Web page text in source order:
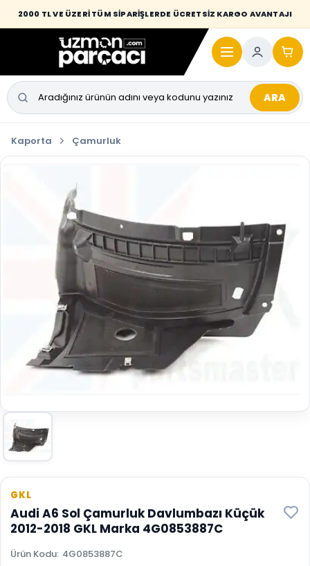
2000 TL VE ÜZERİ TÜM SİPARİŞLERDE ÜCRETSİZ KARGO AVANTAJI
Desi / hacim sınırını aşan kaporta parçalarında taşıma bedeli alıcıya
yansıtılmaktadır.
ARA
Kaporta Çamurluk
GKL
Audi A6 Sol Çamurluk Davlumbazı Küçük
2012-2018 GKL Marka 4G0853887C
Ürün Kodu: 4G0853887C